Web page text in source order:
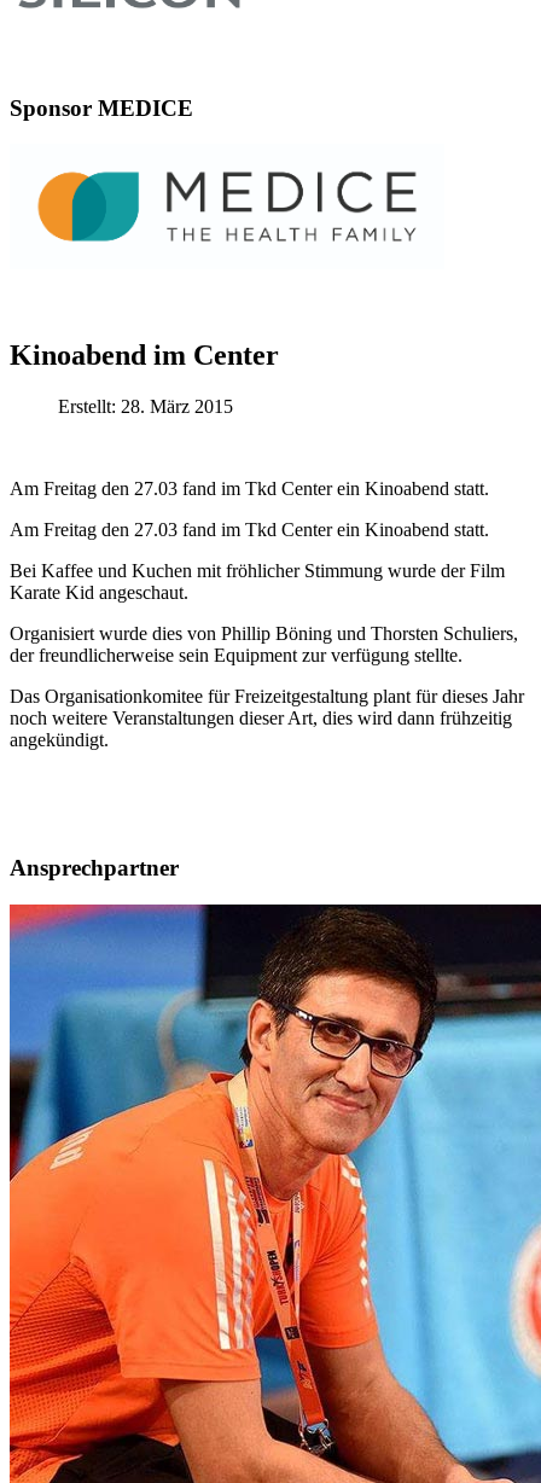
Sponsor MEDICE
Kinoabend im Center
Erstellt: 28. März 2015
Am Freitag den 27.03 fand im Tkd Center ein Kinoabend statt.
Am Freitag den 27.03 fand im Tkd Center ein Kinoabend statt.
Bei Kaffee und Kuchen mit fröhlicher Stimmung wurde der Film
Karate Kid angeschaut.
Organisiert wurde dies von Phillip Böning und Thorsten Schuliers,
der freundlicherweise sein Equipment zur verfügung stellte.
Das Organisationkomitee für Freizeitgestaltung plant für dieses Jahr
noch weitere Veranstaltungen dieser Art, dies wird dann frühzeitig
angekündigt.
Ansprechpartner